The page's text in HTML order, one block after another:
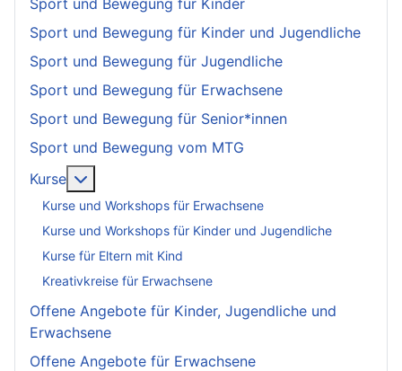
Sport und Bewegung für Kinder
Sport und Bewegung für Kinder und Jugendliche
Sport und Bewegung für Jugendliche
Sport und Bewegung für Erwachsene
Sport und Bewegung für Senior*innen
Sport und Bewegung vom MTG
Kurse
Kurse und Workshops für Erwachsene
Kurse und Workshops für Kinder und Jugendliche
Kurse für Eltern mit Kind
Kreativkreise für Erwachsene
Offene Angebote für Kinder, Jugendliche und
Erwachsene
Offene Angebote für Erwachsene